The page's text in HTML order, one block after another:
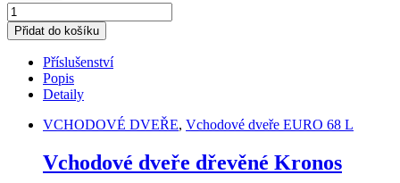
Vchodové
dveře
dřevěné
Kronos
quantity
Přidat do košíku
Příslušenství
Popis
Detaily
VCHODOVÉ DVEŘE, Vchodové dveře EURO 68 L
Vchodové dveře dřevěné Kronos